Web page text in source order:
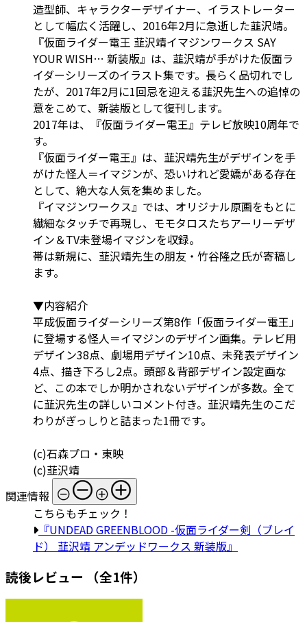
造型師、キャラクターデザイナー、イラストレーター
として幅広く活躍し、2016年2月に急逝した韮沢靖。
『仮面ライダー電王 韮沢靖イマジンワークス SAY
YOUR WISH… 新装版』は、韮沢靖が手がけた仮面ラ
イダーシリーズのイラスト集です。長らく品切れでし
たが、2017年2月に1回忌を迎える韮沢先生への追悼の
意をこめて、新装版として復刊します。
2017年は、『仮面ライダー電王』テレビ放映10周年で
す。
『仮面ライダー電王』は、韮沢靖先生がデザインを手
がけた怪人＝イマジンが、恐いけれど愛嬌がある存在
として、絶大な人気を集めました。
『イマジンワークス』では、オリジナル原画をもとに
繊細なタッチで再現し、モモタロスたちアーリーデザ
イン＆TV未登場イマジンを収録。
帯は新規に、韮沢靖先生の朋友・竹谷隆之氏が寄稿し
ます。
▼内容紹介
平成仮面ライダーシリーズ第8作「仮面ライダー電王」
に登場する怪人＝イマジンのデザイン画集。テレビ用
デザイン38点、劇場用デザイン10点、未発表デザイン
4点、描き下ろし2点。頭部＆背部デザイン設定画な
ど、この本でしか明かされないデザインが多数。全て
に韮沢先生の詳しいコメント付き。韮沢靖先生のこだ
わりがぎっしりと詰まった1冊です。
(c)石森プロ・東映
(c)韮沢靖
関連情報
こちらもチェック！
『UNDEAD GREENBLOOD -仮面ライダー剣（ブレイ
ド） 韮沢靖 アンデッドワークス 新装版』
読後レビュー （全1件）